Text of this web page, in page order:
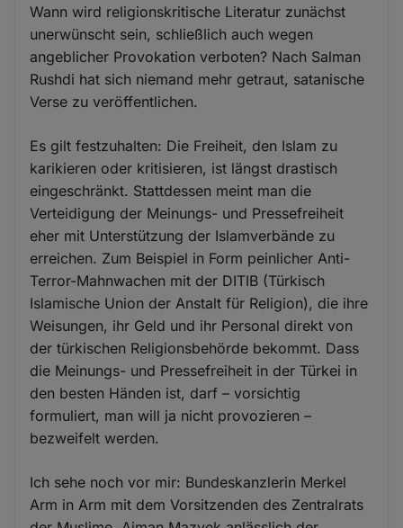
Wann wird religionskritische Literatur zunächst
unerwünscht sein, schließlich auch wegen
angeblicher Provokation verboten? Nach Salman
Rushdi hat sich niemand mehr getraut, satanische
Verse zu veröffentlichen.
Es gilt festzuhalten: Die Freiheit, den Islam zu
karikieren oder kritisieren, ist längst drastisch
eingeschränkt. Stattdessen meint man die
Verteidigung der Meinungs- und Pressefreiheit
eher mit Unterstützung der Islamverbände zu
erreichen. Zum Beispiel in Form peinlicher Anti-
Terror-Mahnwachen mit der DITIB (Türkisch
Islamische Union der Anstalt für Religion), die ihre
Weisungen, ihr Geld und ihr Personal direkt von
der türkischen Religionsbehörde bekommt. Dass
die Meinungs- und Pressefreiheit in der Türkei in
den besten Händen ist, darf – vorsichtig
formuliert, man will ja nicht provozieren –
bezweifelt werden.
Ich sehe noch vor mir: Bundeskanzlerin Merkel
Arm in Arm mit dem Vorsitzenden des Zentralrats